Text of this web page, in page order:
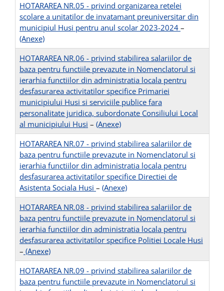
HOTARAREA NR.05 - privind organizarea retelei
scolare a unitatilor de invatamant preuniversitar din
municipiul Husi pentru anul scolar 2023-2024 –
(Anexe)
HOTARAREA NR.06 - privind stabilirea salariilor de
baza pentru functiile prevazute in Nomenclatorul si
ierarhia functiilor din administratia locala pentru
desfasurarea activitatilor specifice Primariei
municipiului Husi si serviciile publice fara
personalitate juridica, subordonate Consiliului Local
al municipiului Husi – (Anexe)
HOTARAREA NR.07 - privind stabilirea salariilor de
baza pentru functiile prevazute in Nomenclatorul si
ierarhia functiilor din administratia locala pentru
desfasurarea activitatilor specifice Directiei de
Asistenta Sociala Husi – (Anexe)
HOTARAREA NR.08 - privind stabilirea salariilor de
baza pentru functiile prevazute in Nomenclatorul si
ierarhia functiilor din administratia locala pentru
desfasurarea activitatilor specifice Politiei Locale Husi
– (Anexe)
HOTARAREA NR.09 - privind stabilirea salariilor de
baza pentru functiile prevazute in Nomenclatorul si